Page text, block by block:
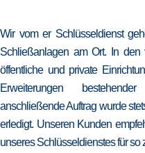
Wir vom er Schlüsseldienst
Schließanlagen am Ort. In
öffentliche und private
Erweiterungen
anschließende Auftrag wurde
erledigt. Unseren Kunden
unseres Schlüsseldienstes für so